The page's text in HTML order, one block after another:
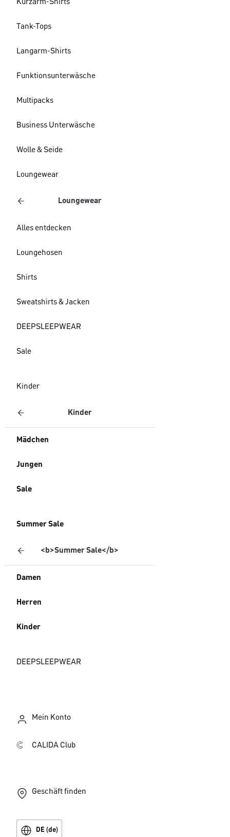
Kurzarm-Shirts
Tank-Tops
Langarm-Shirts
Funktionsunterwäsche
Multipacks
Business Unterwäsche
Wolle & Seide
Loungewear
Loungewear
Alles entdecken
Loungehosen
Shirts
Sweatshirts & Jacken
DEEPSLEEPWEAR
Sale
Kinder
Kinder
Mädchen
Jungen
Sale
Summer Sale
<b>Summer Sale</b>
Damen
Herren
Kinder
DEEPSLEEPWEAR
Mein Konto
CALIDA Club
Geschäft finden
DE (de)